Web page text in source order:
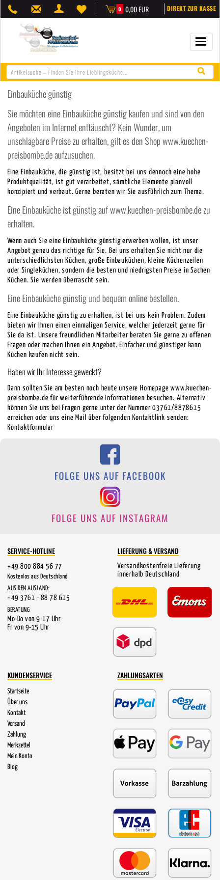
0,00 EUR
0 DIREKT ZUR KASSE
Einbauküche günstig
Sie möchten eine Einbauküche günstig kaufen und sind von den
Angeboten im Internet enttäuscht? Kein Wunder, um
unschlagbare Preise zu erhalten, gilt es den Shop www.kuechen-
preisbombe.de aufzusuchen.
Eine Einbauküche, die günstig ist, besitzt bei uns dennoch eine hohe
Produktqualität, ist gut verarbeitet, sämtliche Elemente planvoll
konzipiert und verbaut. Gerne beraten wir Sie ausführlich zum Thema.
Eine Einbauküche ist günstig auf www.kuechen-preisbombe.de zu
erhalten.
Wenn auch Sie eine Einbauküche günstig erwerben wollen, ist unser
Angebot genau das richtige für Sie. Bei uns erhalten Sie nicht nur die
unterschiedlichsten Küchen, große Einbauküchen, kleine Küchenzeilen
oder Singleküchen, sondern die besten und niedrigsten Preise in Sachen
Küchen. Sie werden überrascht sein.
Eine Einbauküche günstig und bequem online bestellen.
Eine Einbauküche günstig zu erhalten, ist bei uns kein Problem. Zudem
bieten wir Ihnen einen einmaligen Service, welcher jederzeit gerne für
Sie da ist. Unsere freundlichen Mitarbeiter beraten Sie gerne zu offenen
Fragen oder machen Ihnen ein Angebot. Einfacher und günstiger kann
Küchen kaufen nicht sein.
Haben wir Ihr Interesse geweckt?
Dann sollten Sie am besten noch heute unsere Homepage www.kuechen-
preisbombe.de für weiterführende Informationen besuchen. Alternativ
können Sie uns bei Fragen gerne unter der Nummer 03761/8878615
erreichen oder uns eine Mail über folgenden Kontaktlink senden:
Kontaktformular
FOLGE UNS AUF FACEBOOK
FOLGE UNS AUF INSTAGRAM
SERVICE-HOTLINE
+49 800 884 56 77
Kostenlos aus Deutschland
AUS DEM AUSLAND:
+49 3761 - 88 78 615
BERATUNG
Mo-Do von 9-17 Uhr
Fr von 9-15 Uhr
LIEFERUNG & VERSAND
Versandkostenfreie Lieferung
innerhalb Deutschland
KUNDENSERVICE
Startseite
Über uns
Kontakt
Versand
Zahlung
Merkzettel
Mein Konto
Blog
ZAHLUNGSARTEN